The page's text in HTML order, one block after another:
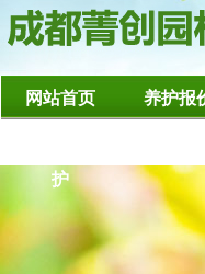
网站首页 养护报
护